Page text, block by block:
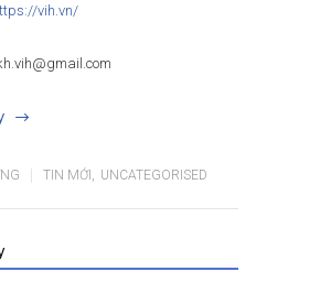
vih.vn/
TIN MỚI UNCATEGORISED